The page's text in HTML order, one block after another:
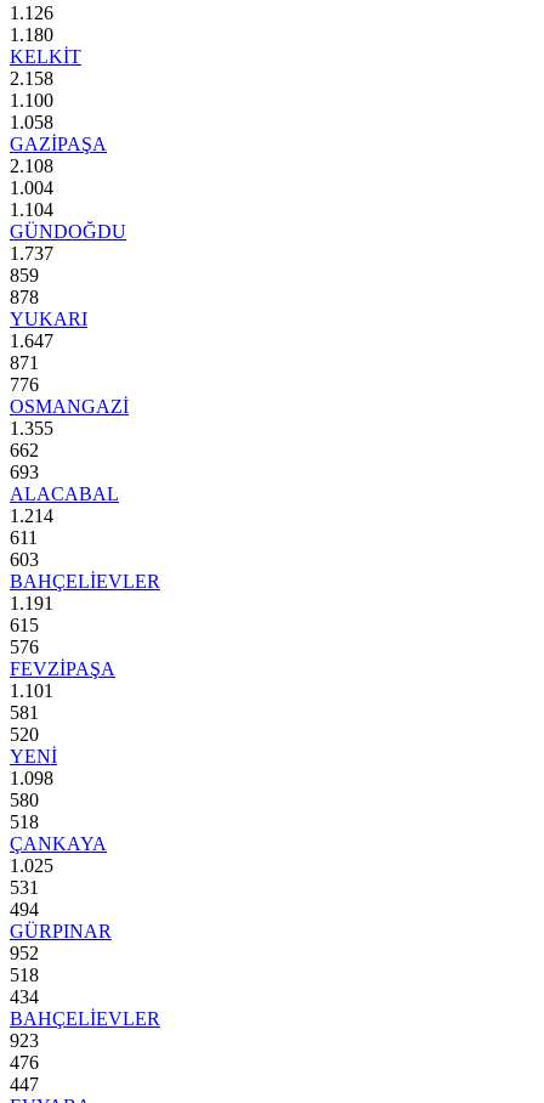
1.126
1.180
KELKİT
2.158
1.100
1.058
GAZİPAŞA
2.108
1.004
1.104
GÜNDOĞDU
1.737
859
878
YUKARI
1.647
871
776
OSMANGAZİ
1.355
662
693
ALACABAL
1.214
611
603
BAHÇELİEVLER
1.191
615
576
FEVZİPAŞA
1.101
581
520
YENİ
1.098
580
518
ÇANKAYA
1.025
531
494
GÜRPINAR
952
518
434
BAHÇELİEVLER
923
476
447